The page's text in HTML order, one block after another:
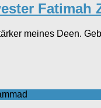
Fatimah
meines Deen.